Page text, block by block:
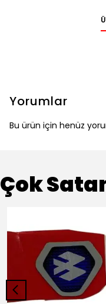
Yorumlar
Bu ürün için henüz
Çok